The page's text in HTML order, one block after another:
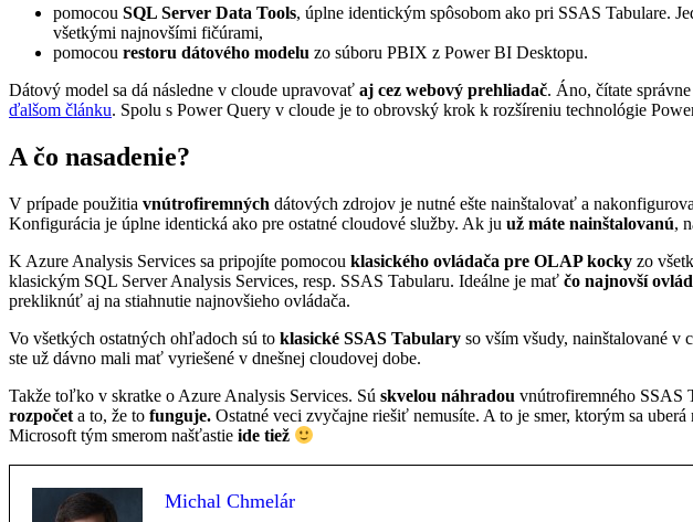
pomocou SQL Server Data Tools, úplne identickým spôsobom ako pri SSAS Tabulare.
všetkými najnovšími fičúrami,
pomocou restoru dátového modelu zo súboru PBIX z Power BI Desktopu.
Dátový model sa dá následne v cloude upravovať aj cez webový prehliadač. Áno, čítate
ďalšom článku. Spolu s Power Query v cloude je to obrovský krok k rozšíreniu technológie
A čo nasadenie?
V prípade použitia vnútrofiremných dátových zdrojov je nutné ešte nainštalovať a
Konfigurácia je úplne identická ako pre ostatné cloudové služby. Ak ju už máte nainštalovanú,
K Azure Analysis Services sa pripojíte pomocou klasického ovládača pre OLAP kocky zo
klasickým SQL Server Analysis Services, resp. SSAS Tabularu. Ideálne je mať čo najnovší
prekliknúť aj na stiahnutie najnovšieho ovládača.
Vo všetkých ostatných ohľadoch sú to klasické SSAS Tabulary so vším všudy, nainštalované v
ste už dávno mali mať vyriešené v dnešnej cloudovej dobe.
Takže toľko v skratke o Azure Analysis Services. Sú skvelou náhradou vnútrofiremného SSAS
rozpočet a to, že to funguje. Ostatné veci zvyčajne riešiť nemusíte. A to je smer, ktorým sa
Microsoft tým smerom našťastie ide tiež
Michal Chmelár